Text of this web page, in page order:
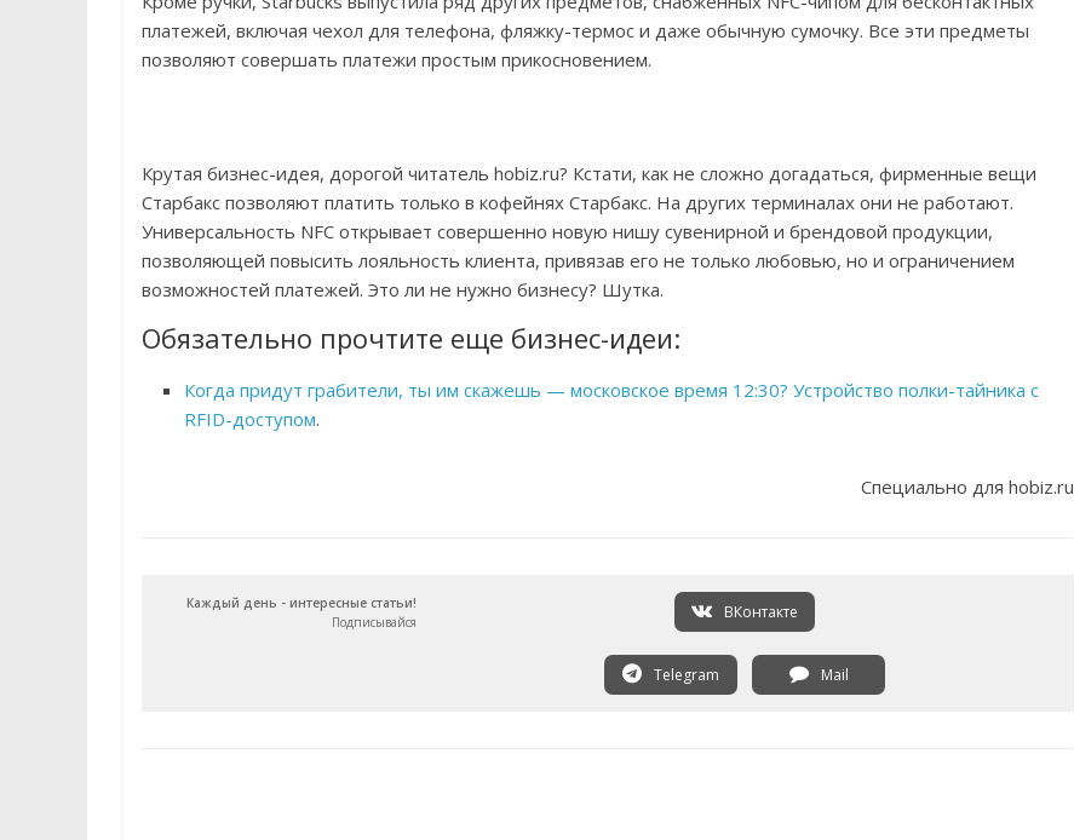
платежей, включая чехол для телефона, фляжку-термос и даже обычную сумочку. Все эти предметы
позволяют совершать платежи простым прикосновением.
Крутая бизнес-идея, дорогой читатель hobiz.ru? Кстати, как не сложно догадаться, фирменные вещи
Старбакс позволяют платить только в кофейнях Старбакс. На других терминалах они не работают.
Универсальность NFC открывает совершенно новую нишу сувенирной и брендовой продукции,
позволяющей повысить лояльность клиента, привязав его не только любовью, но и ограничением
возможностей платежей. Это ли не нужно бизнесу? Шутка.
Обязательно прочтите еще бизнес-идеи:
Когда придут грабители, ты им скажешь — московское время 12:30? Устройство полки-тайника с
RFID-доступом.
Специально для hobiz.ru
Каждый день - интересные статьи!
Подписывайся
ВКонтакте
Telegram Mail